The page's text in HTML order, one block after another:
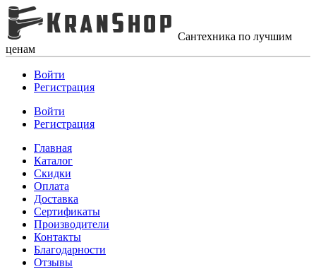
Сантехника по лучшим
ценам
Войти
Регистрация
Войти
Регистрация
Главная
Каталог
Скидки
Оплата
Доставка
Сертификаты
Производители
Контакты
Благодарности
Отзывы